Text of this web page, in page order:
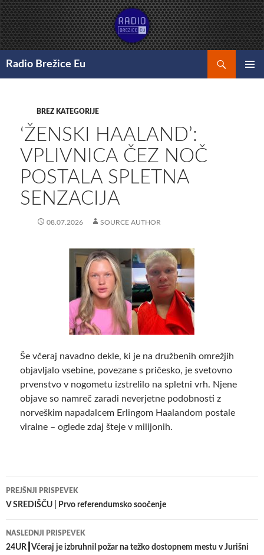
Preskoči
na
vsebino
Radio Brežice Eu
BREZ KATEGORIJE
‘ŽENSKI HAALAND’:
VPLIVNICA ČEZ NOČ
POSTALA SPLETNA
SENZACIJA
08.07.2026 SOURCE AUTHOR
Še včeraj navadno dekle, ki je na družbenih omrežjih
objavljalo vsebine, povezane s pričesko, je svetovno
prvenstvo v nogometu izstrelilo na spletni vrh. Njene
objave so namreč zaradi neverjetne podobnosti z
norveškim napadalcem Erlingom Haalandom postale
viralne – oglede zdaj šteje v milijonih.
Krmarjenje
po
prispevkih
PREJŠNJI PRISPEVEK
V SREDIŠČU | Prvo referendumsko soočenje
NASLEDNJI PRISPEVEK
24UR┃Včeraj je izbruhnil požar na težko dostopnem mestu v Jurišni